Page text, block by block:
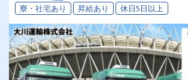
寮・社宅あり 昇給あり 休日5日以上